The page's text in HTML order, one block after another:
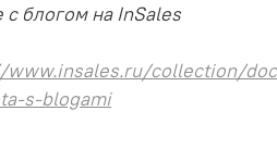
с блогом на InSales
collection/
s-blogami